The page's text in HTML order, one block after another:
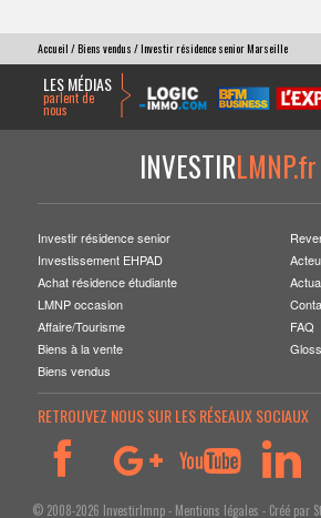
Accueil /Biens vendus / Investir résidence senior Marseille
LES MÉDIAS
parlent de
nous
INVESTIRLMNP.fr
Investir résidence senior
Investissement EHPAD
Achat résidence étudiante
LMNP occasion
Affaire/Tourisme
Biens à la vente
Biens vendus
FAQ
RETROUVEZ NOUS SUR LES RÉSEAUX SOCIAUX
© 2008-2026 Investirlmnp - Mentions légales - Créé par